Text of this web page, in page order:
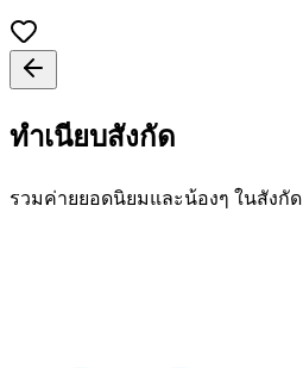
ทำเนียบสังกัด
รวมค่ายยอดนิยมและน้องๆ ในสังกัด